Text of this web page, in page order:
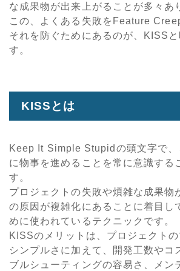
な成果物が出来上がることが多々あ
この、よくある失敗をFeature
それを防ぐためにあるのが、KISS
す。
KISSとは
Keep It Simple Stupidの頭文字で、
に物事を進めることを常に意識する
す。
プロジェクトの失敗や煩雑な成果物
の原因が複雑化にあることに着目し
めに使われているテクニックです。
KISSのメリットは、プロジェクト
シンプルさに加えて、開発工数やコ
ブルシューティングの容易さ、メン